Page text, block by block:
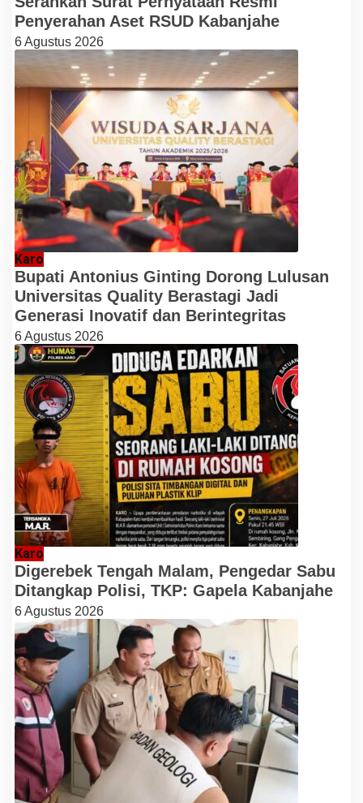
Penyerahan Aset RSUD Kabanjahe
6 Agustus 2026
Karo
Bupati Antonius Ginting Dorong Lulusan
Universitas Quality Berastagi Jadi
Generasi Inovatif dan Berintegritas
6 Agustus 2026
Karo
Digerebek Tengah Malam, Pengedar Sabu
Ditangkap Polisi, TKP: Gapela Kabanjahe
6 Agustus 2026